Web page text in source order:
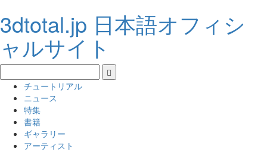
3dtotal.jp 日本語オフィシ
ャルサイト
チュートリアル
ニュース
特集
書籍
ギャラリー
アーティスト